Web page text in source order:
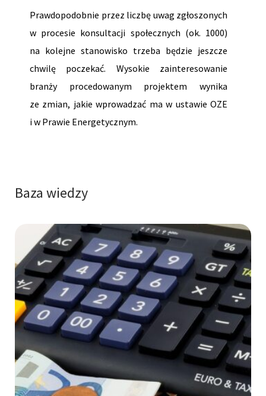
Prawdopodobnie przez liczbę uwag zgłoszonych
w procesie konsultacji społecznych (ok. 1000)
na kolejne stanowisko trzeba będzie jeszcze
chwilę poczekać. Wysokie zainteresowanie
branży procedowanym projektem wynika
ze zmian, jakie wprowadzać ma w ustawie OZE
i w Prawie Energetycznym.
Baza wiedzy